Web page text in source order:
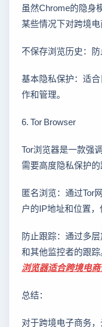
虽然Chrome的隐身
某些情况下对跨境电
不保存浏览历史：防
基本隐私保护：适
作和管理。
6. Tor Browser
Tor浏览器是一款强
需要高度隐私保护的
匿名浏览：通过Tor
户的IP地址和位置，
防止跟踪：通过多
和其他监控者的跟踪
浏览器适合跨境电商
总结：
对于跨境电子商务